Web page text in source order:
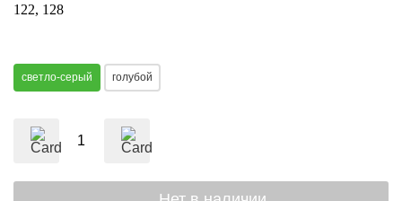
122 128
светло-серый голубой